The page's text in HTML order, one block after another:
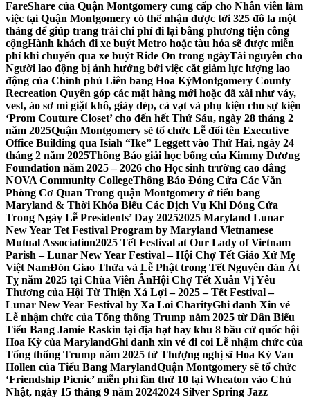
FareShare của Quận Montgomery cung cấp cho Nhân viên làm
việc tại Quận Montgomery có thể nhận được tới 325 đô la một
tháng để giúp trang trải chi phí đi lại bằng phương tiện công
cộngHành khách đi xe buýt Metro hoặc tàu hỏa sẽ được miễn
phí khi chuyển qua xe buýt Ride On trong ngàyTài nguyên cho
Người lao động bị ảnh hưởng bởi việc cắt giảm lực lượng lao
động của Chính phủ Liên bang Hoa KỳMontgomery County
Recreation Quyên góp các mặt hàng mới hoặc đã xài như váy,
vest, áo sơ mi giặt khô, giày dép, cà vạt và phụ kiện cho sự kiện
‘Prom Couture Closet’ cho đến hết Thứ Sáu, ngày 28 tháng 2
năm 2025Quận Montgomery sẽ tổ chức Lễ đổi tên Executive
Office Building qua Isiah “Ike” Leggett vào Thứ Hai, ngày 24
tháng 2 năm 2025Thông Báo giải học bổng của Kimmy Dương
Foundation năm 2025 – 2026 cho Học sinh trường cao đẳng
NOVA Community CollegeThông Báo Đóng Cửa Các Văn
Phòng Cơ Quan Trong quận Montgomery ở tiểu bang
Maryland & Thời Khóa Biểu Các Dịch Vụ Khi Đóng Cửa
Trong Ngày Lễ Presidents’ Day 20252025 Maryland Lunar
New Year Tet Festival Program by Maryland Vietnamese
Mutual Association2025 Tết Festival at Our Lady of Vietnam
Parish – Lunar New Year Festival – Hội Chợ Tết Giáo Xứ Mẹ
Việt NamĐón Giao Thừa và Lễ Phật trong Tết Nguyên đán Ất
Tỵ năm 2025 tại Chùa Viên ÂnHội Chợ Tết Xuân Vị Yêu
Thương của Hội Từ Thiện Xá Lợi – 2025 – Tết Festival –
Lunar New Year Festival by Xa Loi CharityGhi danh Xin vé
Lễ nhậm chức của Tổng thống Trump năm 2025 từ Dân Biểu
Tiểu Bang Jamie Raskin tại địa hạt hay khu 8 bầu cử quốc hội
Hoa Kỳ của MarylandGhi danh xin vé đi coi Lễ nhậm chức của
Tổng thống Trump năm 2025 từ Thượng nghị sĩ Hoa Kỳ Van
Hollen của Tiểu Bang MarylandQuận Montgomery sẽ tổ chức
‘Friendship Picnic’ miễn phí lần thứ 10 tại Wheaton vào Chủ
Nhật, ngày 15 tháng 9 năm 20242024 Silver Spring Jazz